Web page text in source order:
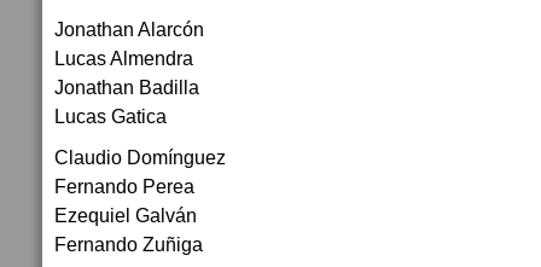
Jonathan Alarcón
Lucas Almendra
Jonathan Badilla
Lucas Gatica
Claudio Domínguez
Fernando Perea
Ezequiel Galván
Fernando Zuñiga